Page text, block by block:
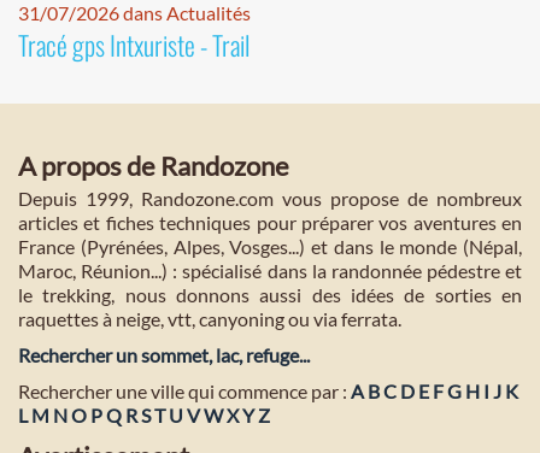
31/07/2026 dans Actualités
Tracé gps Intxuriste - Trail
A propos de Randozone
Depuis 1999, Randozone.com vous propose de nombreux
articles et fiches techniques pour préparer vos aventures en
France (Pyrénées, Alpes, Vosges...) et dans le monde (Népal,
Maroc, Réunion...) : spécialisé dans la randonnée pédestre et
le trekking, nous donnons aussi des idées de sorties en
raquettes à neige, vtt, canyoning ou via ferrata.
Rechercher un sommet, lac, refuge...
Rechercher une ville qui commence par : A BC D E FG H I J K
L M NO PQ RST U VWXYZ